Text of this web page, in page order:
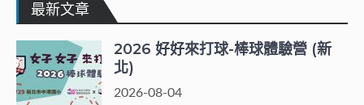
最新文章
2026 好好來打球-棒球體驗營 (新
北)
2026-08-04